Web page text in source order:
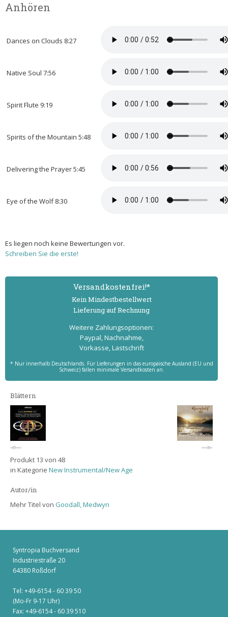
Anhören
Dances on Clouds 8:27
Native Soul 7:56
Spirit Flute 9:19
Spirits of the Mountain 5:48
Delivering the Prayer 5:45
Eye of the Wolf 8:30
Es liegen noch keine Bewertungen vor.
Schreiben Sie die erste!
Versand­kostenfrei!*
Kein Mindest­bestell­wert
Lieferung auf Rechnung
Weitere Zahlungs­optionen:
Paypal, Nachnahme,
Vorkasse, Lastschrift
* Nur innerhalb Deutschlands. Für Lieferungen in das europäische Ausland (EU und
Schweiz) fallen minimale Versandkosten an.
Blättern
Produkt 13 von 48
in Kategorie New Instrumental/New Age
Autor/in
Mehr Titel von Goodall, Medwyn
Syntropia Buchversand
Industriestraße 20
64380 Roßdorf
Tel: +49-6154 - 60 39 50
(Mo-Fr 9-17 Uhr)
Fax: +49-6154 - 60 39 510